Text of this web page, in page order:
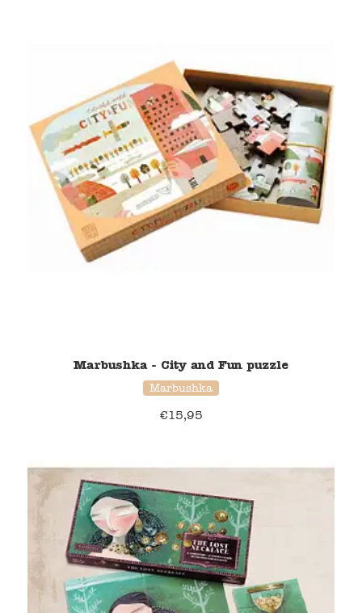
Marbushka - City and Fun puzzle
Marbushka
€15,95